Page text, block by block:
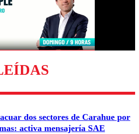
Enviar comentario
dos sectores de Carahue por
activa mensajería SAE